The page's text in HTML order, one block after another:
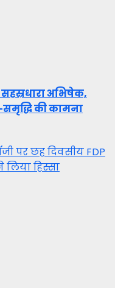
अभिषेक,
की कामना
पर छह दिवसीय FDP
लिया हिस्सा